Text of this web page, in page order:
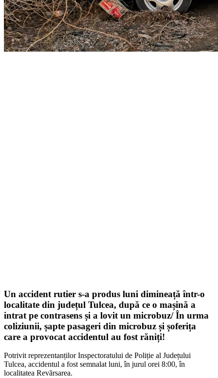
Un accident rutier s-a produs luni dimineață într-o
localitate din județul Tulcea, după ce o mașină a
intrat pe contrasens și a lovit un microbuz/ În urma
coliziunii, șapte pasageri din microbuz și șoferița
care a provocat accidentul au fost răniți!
Potrivit reprezentanților Inspectoratului de Poliție al Județului
Tulcea, accidentul a fost semnalat luni, în jurul orei 8:00, în
localitatea Revărsarea.